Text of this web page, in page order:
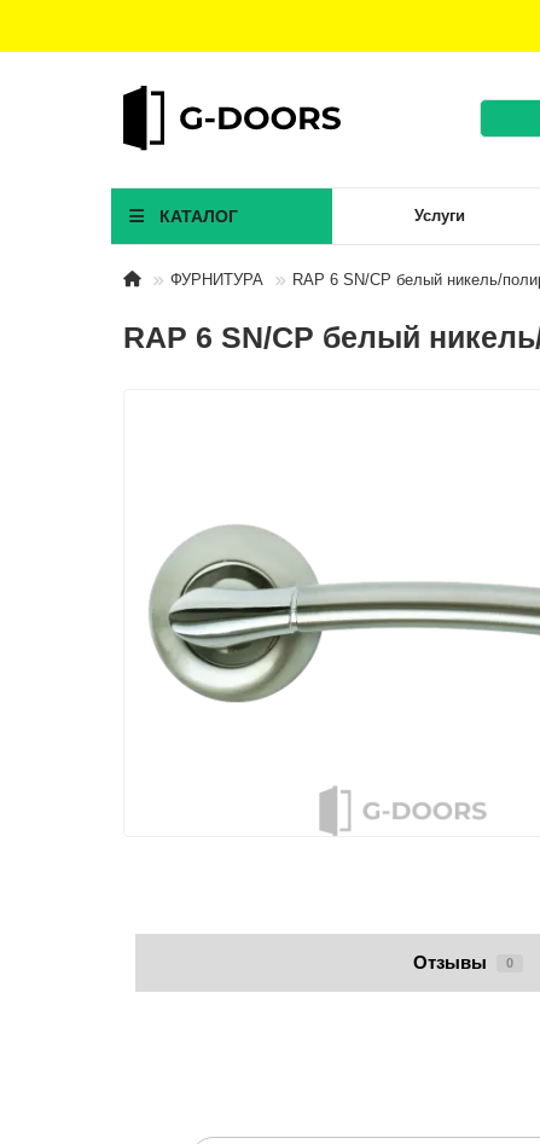
КАТАЛОГ Услуги
ФУРНИТУРА RAP 6 SN/CP белый никель/
RAP 6 SN/CP белый
Отзывы 0